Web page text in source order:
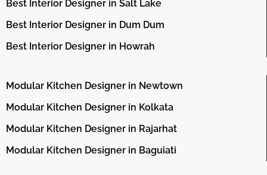
Best Interior Designer in Salt Lake
Best Interior Designer in Dum Dum
Best Interior Designer in Howrah
Modular Kitchen Designer in Newtown
Modular Kitchen Designer in Kolkata
Modular Kitchen Designer in Rajarhat
Modular Kitchen Designer in Baguiati